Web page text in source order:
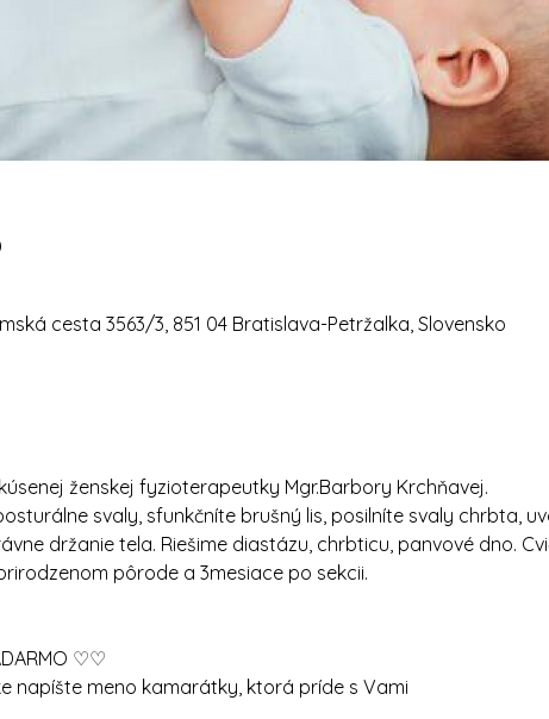
cesta 3563/3, 851 04 Bratislava-Petržalka, Slovensko
ženskej fyzioterapeutky Mgr.Barbory Krchňavej.
svaly, sfunkčníte brušný lis, posilníte svaly chrbta,
držanie tela. Riešime diastázu, chrbticu, panvové dno.
pôrode a 3mesiace po sekcii.
♡♡
napíšte meno kamarátky, ktorá príde s Vami